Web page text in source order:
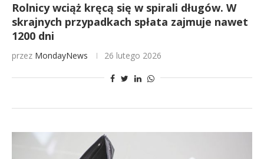
Rolnicy wciąż kręcą się w spirali długów. W
skrajnych przypadkach spłata zajmuje nawet
1200 dni
przez MondayNews 26 lutego 2026